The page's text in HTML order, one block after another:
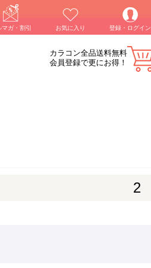
マガ・割引 お気に入り 登録・ログイン
カラコン全品送料無料
会員登録で更にお得！
2